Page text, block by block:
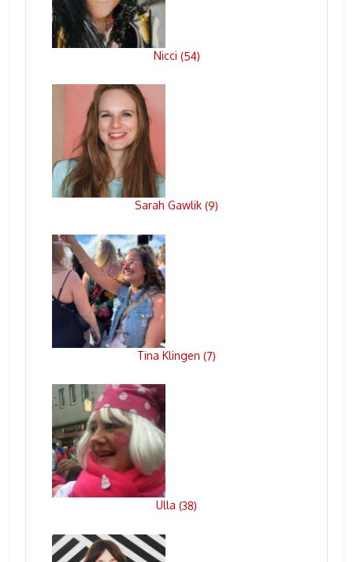
Nicci (54)
Sarah Gawlik (9)
Tina Klingen (7)
Ulla (38)